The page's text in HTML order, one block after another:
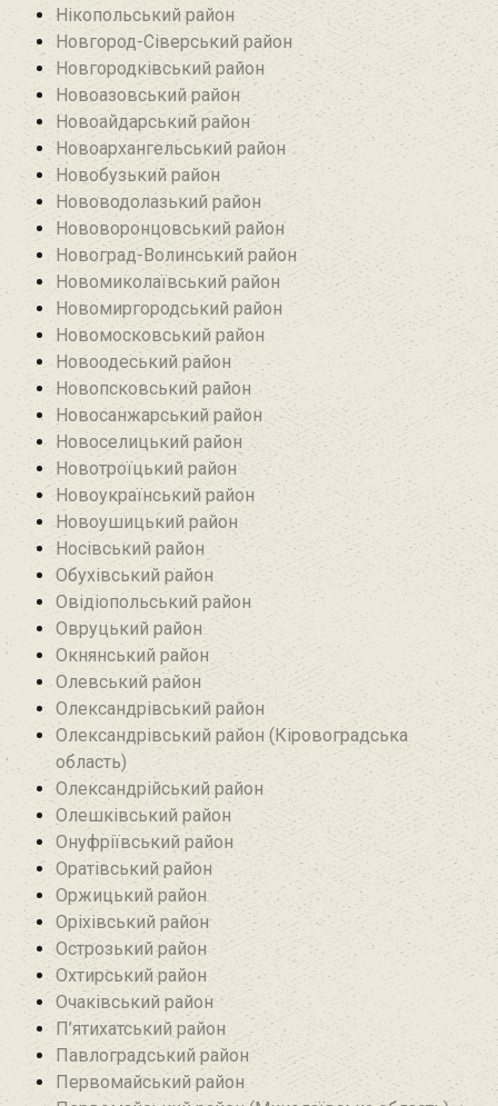
Нікопольський район
Новгород-Сіверський район
Новгородківський район
Новоазовський район
Новоайдарський район‎
Новоархангельський район
Новобузький район‎
Нововодолазький район
Нововоронцовський район‎
Новоград-Волинський район
Новомиколаївський район‎
Новомиргородський район
Новомосковський район
Новоодеський район‎
Новопсковський район‎
Новосанжарський район
Новоселицький район
Новотроїцький район
Новоукраїнський район
Новоушицький район
Носівський район
Обухівський район
Овідіопольський район‎
Овруцький район‎
Окнянський район
Олевський район‎
Олександрівський район
Олександрівський район (Кіровоградська
область)
Олександрійський район
Олешківський район
Онуфріївський район‎
Оратівський район
Оржицький район
Оріхівський район
Острозький район
Охтирський район
Очаківський район
П’ятихатський район
Павлоградський район
Первомайський район